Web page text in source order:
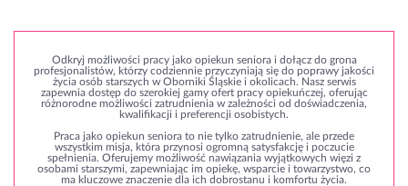
Odkryj możliwości pracy jako opiekun seniora i dołącz do grona
profesjonalistów, którzy codziennie przyczyniają się do poprawy jakości
życia osób starszych w Oborniki Śląskie i okolicach. Nasz serwis
zapewnia dostęp do szerokiej gamy ofert pracy opiekuńczej, oferując
różnorodne możliwości zatrudnienia w zależności od doświadczenia,
kwalifikacji i preferencji osobistych.
Praca jako opiekun seniora to nie tylko zatrudnienie, ale przede
wszystkim misja, która przynosi ogromną satysfakcję i poczucie
spełnienia. Oferujemy możliwość nawiązania wyjątkowych więzi z
osobami starszymi, zapewniając im opiekę, wsparcie i towarzystwo, co
ma kluczowe znaczenie dla ich dobrostanu i komfortu życia.